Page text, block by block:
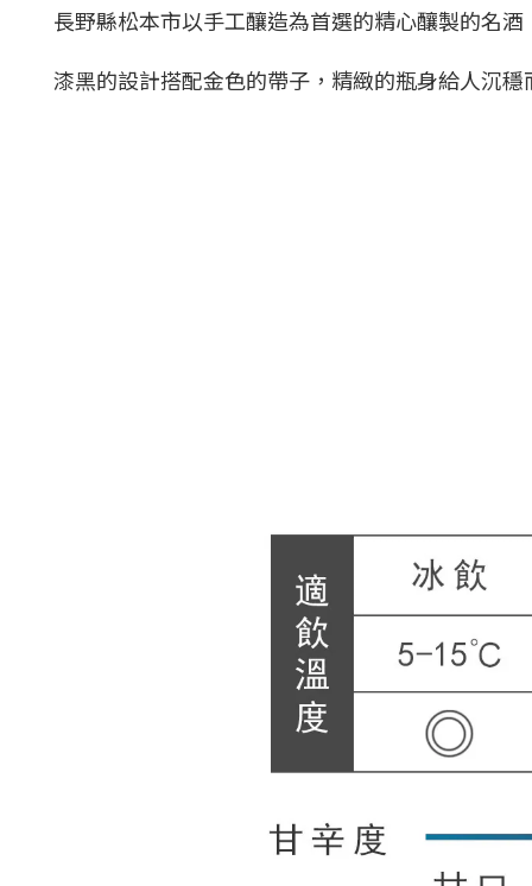
長野縣松本市以手工釀造為首選的精心釀製的名
漆黑的設計搭配金色的帶子，精緻的瓶身給人沉